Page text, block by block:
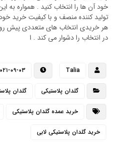
خود آن ها را انتخاب کنید . همواره به
تولید کننده منصف و با کیفیت خرید خود
هر خریدی انتخاب های متعددی پیش
در انتخاب را دشوار می کند . ا
Talia ۲۰۲۱-۰۹-
گلدان پلاستیکی گلدان
خرید عمده گلدان پلاستیکی
خرید گلدان پلاستیکی لابی